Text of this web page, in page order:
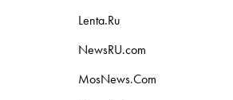
Lenta.Ru
NewsRU.com
MosNews.Com